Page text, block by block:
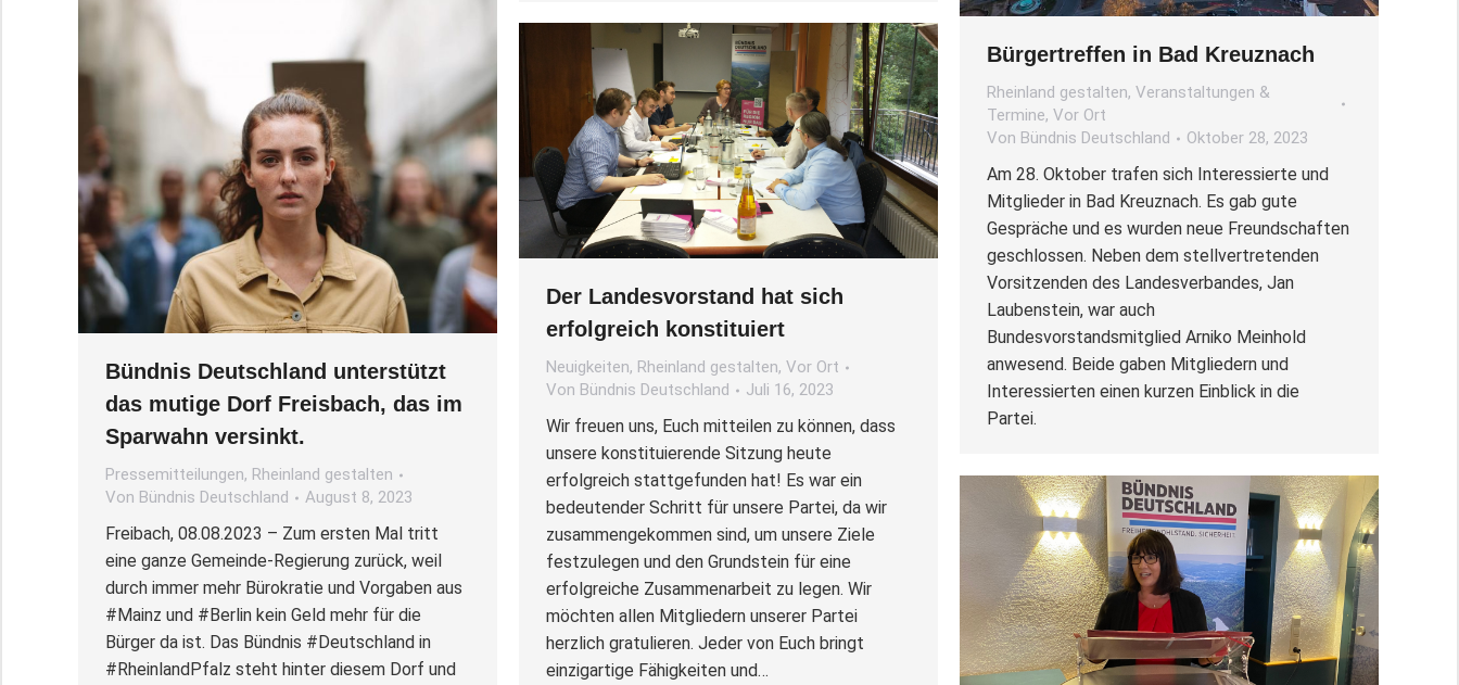
Bürgertreffen in Bad Kreuznach
Rheinland gestalten, Veranstaltungen &
Termine, Vor Ort
Von Bündnis Deutschland Oktober 28, 2023
Am 28. Oktober trafen sich Interessierte und
Mitglieder in Bad Kreuznach. Es gab gute
Gespräche und es wurden neue Freundschaften
geschlossen. Neben dem stellvertretenden
Vorsitzenden des Landesverbandes, Jan
Laubenstein, war auch
Bundesvorstandsmitglied Arniko Meinhold
anwesend. Beide gaben Mitgliedern und
Interessierten einen kurzen Einblick in die
Partei.
Bündnis Deutschland unterstützt
das mutige Dorf Freisbach, das im
Sparwahn versinkt.
Pressemitteilungen, Rheinland gestalten
Von Bündnis Deutschland August 8, 2023
Freibach, 08.08.2023 – Zum ersten Mal tritt
eine ganze Gemeinde-Regierung zurück, weil
durch immer mehr Bürokratie und Vorgaben aus
#Mainz und #Berlin kein Geld mehr für die
Bürger da ist. Das Bündnis #Deutschland in
#RheinlandPfalz steht hinter diesem Dorf und
Der Landesvorstand hat sich
erfolgreich konstituiert
Neuigkeiten, Rheinland gestalten, Vor Ort
Von Bündnis Deutschland Juli 16, 2023
Wir freuen uns, Euch mitteilen zu können, dass
unsere konstituierende Sitzung heute
erfolgreich stattgefunden hat! Es war ein
bedeutender Schritt für unsere Partei, da wir
zusammengekommen sind, um unsere Ziele
festzulegen und den Grundstein für eine
erfolgreiche Zusammenarbeit zu legen. Wir
möchten allen Mitgliedern unserer Partei
herzlich gratulieren. Jeder von Euch bringt
einzigartige Fähigkeiten und…